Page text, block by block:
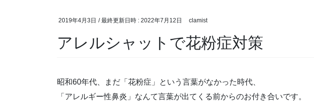
2019年4月3日 / 最終更新日時 : 2022年7月12日 clamist
アレルシャットで花粉症対策
昭和60年代、まだ「花粉症」という言葉がなかった時代、
「アレルギー性鼻炎」なんて言葉が出てくる前からのお付き合いです。